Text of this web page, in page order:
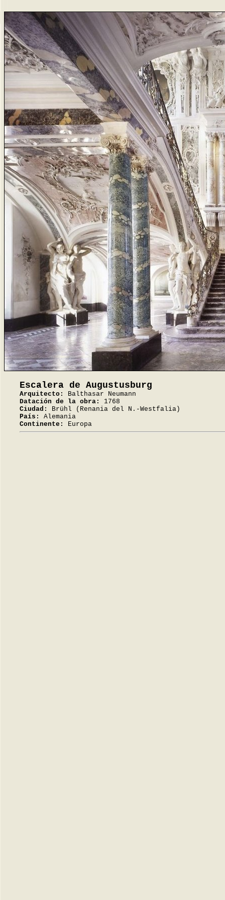
Escalera de Augustusburg
Arquitecto:
Balthasar Neumann
Datación de la obra:
1768
Ciudad:
Brühl (Renania del N.-Westfalia)
País:
Alemania
Continente:
Europa